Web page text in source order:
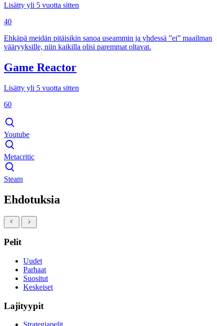
Lisätty yli 5 vuotta sitten
40
Ehkäpä meidän pitäisikin sanoa useammin ja yhdessä ”ei” maailman
vääryyksille, niin kaikilla olisi paremmat oltavat.
Game Reactor
Lisätty yli 5 vuotta sitten
60
Youtube
Metacritic
Steam
Ehdotuksia
Pelit
Uudet
Parhaat
Suositut
Keskeiset
Lajityypit